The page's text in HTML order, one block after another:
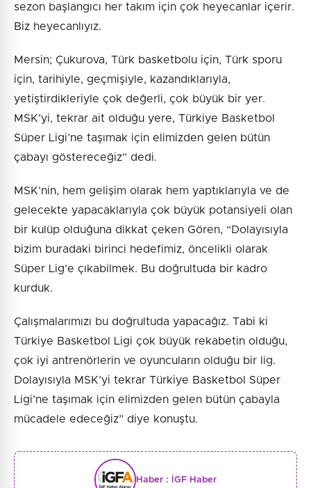
sezon başlangıcı her takım için çok heyecanlar içerir.
Biz heyecanlıyız.
Mersin; Çukurova, Türk basketbolu için, Türk sporu
için, tarihiyle, geçmişiyle, kazandıklarıyla,
yetiştirdikleriyle çok değerli, çok büyük bir yer.
MSK’yi, tekrar ait olduğu yere, Türkiye Basketbol
Süper Ligi’ne taşımak için elimizden gelen bütün
çabayı göstereceğiz” dedi.
MSK’nin, hem gelişim olarak hem yaptıklarıyla ve de
gelecekte yapacaklarıyla çok büyük potansiyeli olan
bir kulüp olduğuna dikkat çeken Gören, “Dolayısıyla
bizim buradaki birinci hedefimiz, öncelikli olarak
Süper Lig’e çıkabilmek. Bu doğrultuda bir kadro
kurduk.
Çalışmalarımızı bu doğrultuda yapacağız. Tabi ki
Türkiye Basketbol Ligi çok büyük rekabetin olduğu,
çok iyi antrenörlerin ve oyuncuların olduğu bir lig.
Dolayısıyla MSK’yi tekrar Türkiye Basketbol Süper
Ligi’ne taşımak için elimizden gelen bütün çabayla
mücadele edeceğiz” diye konuştu.
Haber : İGF Haber